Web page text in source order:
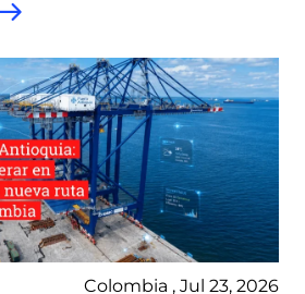
Colombia , Jul 23, 2026